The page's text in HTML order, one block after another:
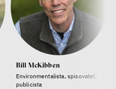
Bill McKibben
Environmentalista, spisovatel,
publicista